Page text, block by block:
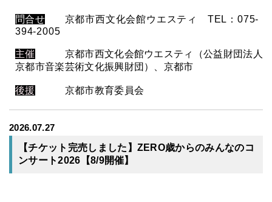
問合せ
京都市西文化会館ウエスティ TEL：075-
394-2005
主催 京都市西文化会館ウエスティ（公益財団法人
京都市音楽芸術文化振興財団）、京都市
後援 京都市教育委員会
2026.07.27
【チケット完売しました】ZERO歳からのみんなのコ
ンサート2026【8/9開催】